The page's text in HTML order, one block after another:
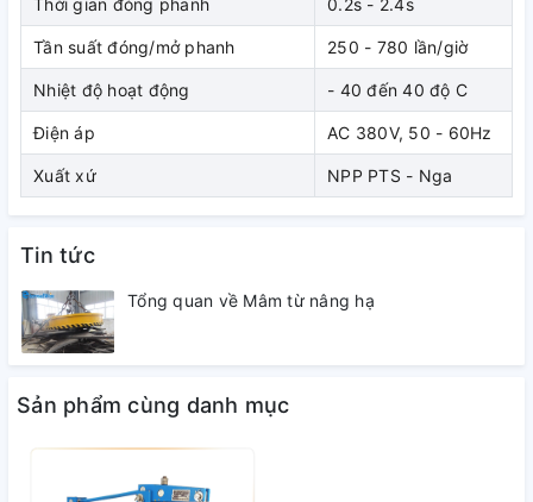
Phanh có thiết kế đơn giản & chắc chắn.
Đóng mở phanh êm, nhẹ nhàng.
Thời gian đóng phanh 0.2s - 2.4s
Tần suất đóng/mở phanh 250 - 780 lần/giờ
Nhiệt độ hoạt động - 40 đến 40 độ C
Điện áp AC 380V, 50 - 60Hz
Xuất xứ NPP PTS - Nga
Tin tức
Tổng quan về Mâm từ nâng hạ
Sản phẩm cùng danh mục